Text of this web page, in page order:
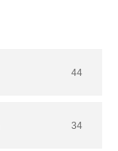
44
34